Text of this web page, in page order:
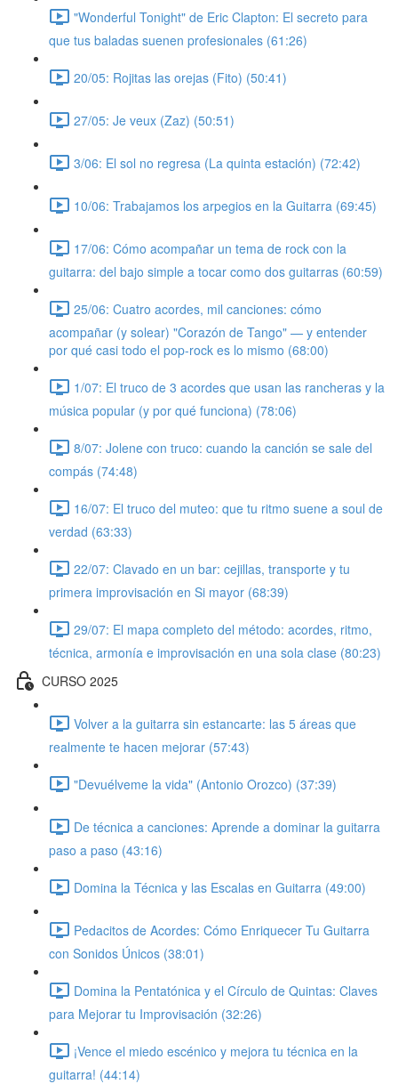
"Wonderful Tonight" de Eric Clapton: El secreto para
que tus baladas suenen profesionales (61:26)
20/05: Rojitas las orejas (Fito) (50:41)
27/05: Je veux (Zaz) (50:51)
3/06: El sol no regresa (La quinta estación) (72:42)
10/06: Trabajamos los arpegios en la Guitarra (69:45)
17/06: Cómo acompañar un tema de rock con la
guitarra: del bajo simple a tocar como dos guitarras (60:59)
25/06: Cuatro acordes, mil canciones: cómo
acompañar (y solear) "Corazón de Tango" — y entender
por qué casi todo el pop-rock es lo mismo (68:00)
1/07: El truco de 3 acordes que usan las rancheras y la
música popular (y por qué funciona) (78:06)
8/07: Jolene con truco: cuando la canción se sale del
compás (74:48)
16/07: El truco del muteo: que tu ritmo suene a soul de
verdad (63:33)
22/07: Clavado en un bar: cejillas, transporte y tu
primera improvisación en Si mayor (68:39)
29/07: El mapa completo del método: acordes, ritmo,
técnica, armonía e improvisación en una sola clase (80:23)
CURSO 2025
Volver a la guitarra sin estancarte: las 5 áreas que
realmente te hacen mejorar (57:43)
"Devuélveme la vida" (Antonio Orozco) (37:39)
De técnica a canciones: Aprende a dominar la guitarra
paso a paso (43:16)
Domina la Técnica y las Escalas en Guitarra (49:00)
Pedacitos de Acordes: Cómo Enriquecer Tu Guitarra
con Sonidos Únicos (38:01)
Domina la Pentatónica y el Círculo de Quintas: Claves
para Mejorar tu Improvisación (32:26)
¡Vence el miedo escénico y mejora tu técnica en la
guitarra! (44:14)